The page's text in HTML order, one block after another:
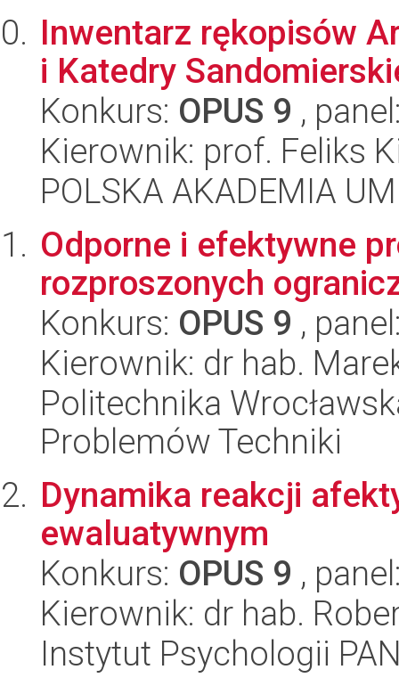
Inwentarz rękopisów
i Katedry
Konkurs: OPUS 9 ,
Kierownik: prof. Feliks
POLSKA AKADEMIA
Odporne i efektywne
rozproszonych
Konkurs: OPUS 9 ,
Kierownik: dr hab.
Politechnika
Problemów Techniki
Dynamika reakcji
ewaluatywnym
Konkurs: OPUS 9 ,
Kierownik: dr hab.
Instytut Psychologii